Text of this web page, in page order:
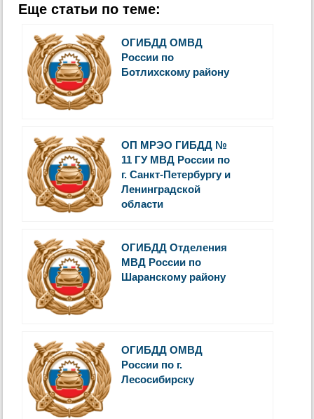
Еще статьи по теме:
ОГИБДД ОМВД
России по
Ботлихскому району
ОП МРЭО ГИБДД №
11 ГУ МВД России по
г. Санкт-Петербургу и
Ленинградской
области
ОГИБДД Отделения
МВД России по
Шаранскому району
ОГИБДД ОМВД
России по г.
Лесосибирску